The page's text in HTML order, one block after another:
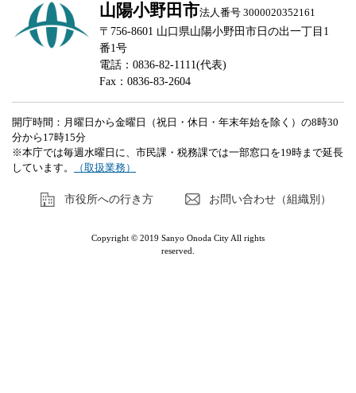
山陽小野田市法人番号 3000020352161
〒756-8601 山口県山陽小野田市日の出一丁目1
番1号
電話：0836-82-1111(代表)
Fax：0836-83-2604
開庁時間：月曜日から金曜日（祝日・休日・年末年始を除く）の8時30
分から17時15分
※本庁では毎週水曜日に、市民課・税務課では一部窓口を19時まで延長
しています。
（取扱業務）
市役所への行き方 お問い合わせ（組織別）
Copyright © 2019 Sanyo Onoda City All rights
reserved.